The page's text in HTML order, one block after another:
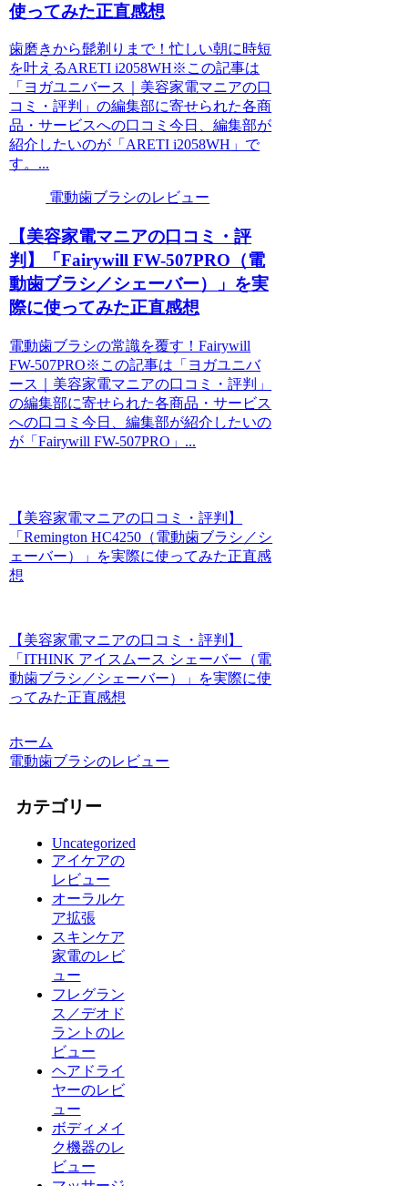
使ってみた正直感想
歯磨きから髭剃りまで！忙しい朝に時短
を叶えるARETI i2058WH※この記事は
「ヨガユニバース｜美容家電マニアの口
コミ・評判」の編集部に寄せられた各商
品・サービスへの口コミ今日、編集部が
紹介したいのが「ARETI i2058WH」で
す。...
電動歯ブラシのレビュー
【美容家電マニアの口コミ・評
判】「Fairywill FW-507PRO（電
動歯ブラシ／シェーバー）」を実
際に使ってみた正直感想
電動歯ブラシの常識を覆す！Fairywill
FW-507PRO※この記事は「ヨガユニバ
ース｜美容家電マニアの口コミ・評判」
の編集部に寄せられた各商品・サービス
への口コミ今日、編集部が紹介したいの
が「Fairywill FW-507PRO」...
【美容家電マニアの口コミ・評判】
「Remington HC4250（電動歯ブラシ／シ
ェーバー）」を実際に使ってみた正直感
想
【美容家電マニアの口コミ・評判】
「ITHINK アイスムース シェーバー（電
動歯ブラシ／シェーバー）」を実際に使
ってみた正直感想
ホーム
電動歯ブラシのレビュー
カテゴリー
Uncategorized
アイケアの
レビュー
オーラルケ
ア拡張
スキンケア
家電のレビ
ュー
フレグラン
ス／デオド
ラントのレ
ビュー
ヘアドライ
ヤーのレビ
ュー
ボディメイ
ク機器のレ
ビュー